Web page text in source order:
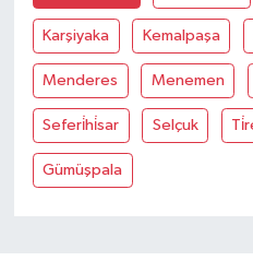
Karşiyaka Kemalpaşa
Menderes Menemen
Seferi̇hi̇sar Selçuk
Gümüşpala